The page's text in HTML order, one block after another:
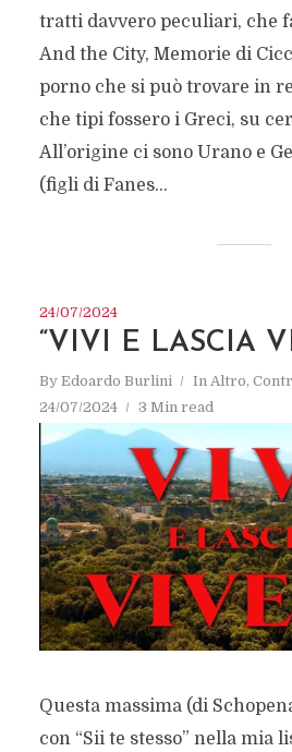
tratti davvero peculiari, che
And the City, Memorie di
porno che si può trovare in
che tipi fossero i Greci, su
All’origine ci sono Urano e
(figli di Fanes...
24/07/2024
“VIVI E LASCIA
By Edoardo Burlini In Altro,
24/07/2024
3 Min read
Questa massima (di
con “Sii te stesso” nella mia